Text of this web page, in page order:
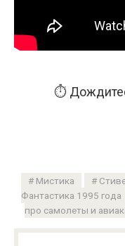
⏱️
Мистика
Фантастика 1995 года
про самолеты и